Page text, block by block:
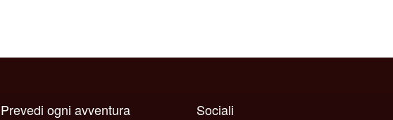
Sociali
Prevedi ogni avventura